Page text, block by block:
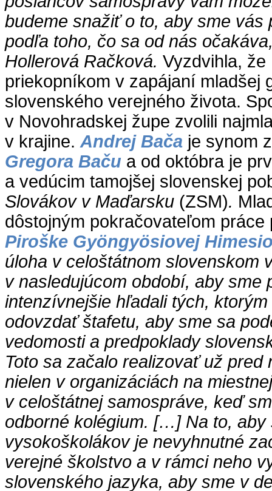
budeme snažiť o to, aby sme vás
podľa toho, čo sa od nás
Hollerová Račková. Vyzdvihla,
priekopníkom v zapájaní mladšej
slovenského verejného života.
v Novohradskej župe zvolili
v krajine. Andrej Bača je synom
Gregora Baču a od októbra je
a vedúcim tamojšej slovenskej
Slovákov v Maďarsku (ZSM).
dôstojným pokračovateľom práce
Piroške Gyöngyösiovej
úloha v celoštátnom slovenskom
v nasledujúcom období, aby sme
intenzívnejšie hľadali tých,
odovzdať štafetu, aby sme sa
vedomosti a predpoklady
Toto sa začalo realizovať už pred
nielen v organizáciách na
v celoštátnej samospráve, keď
odborné kolégium. […] Na to, aby
vysokoškolákov je nevyhnutné
verejné školstvo a v rámci neho
slovenského jazyka, aby sme v